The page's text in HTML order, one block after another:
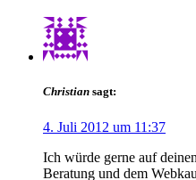
Christian sagt:
4. Juli 2012 um 11:37
Ich würde gerne auf
Beratung und dem